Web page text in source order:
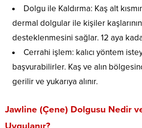
Dolgu ile Kaldırma: Kaş alt
dermal dolgular ile kişiler
desteklenmesini sağlar. 12 aya
Cerrahi işlem: kalıcı yöntem
başvurabilirler. Kaş ve alın
gerilir ve yukarıya alınır.
Jawline (Çene) Dolgusu Nedir